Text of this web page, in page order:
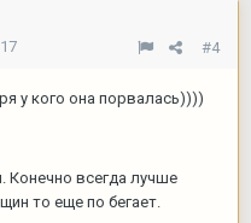
#4
у кого она порвалась))))
Конечно всегда лучше
то еще по бегает.